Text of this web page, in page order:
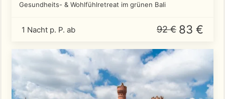
Gesundheits- & Wohlfühlretreat im grünen Bali
1 Nacht p. P. ab 92 € 83 €